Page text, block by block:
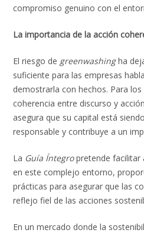
compromiso genuino con el
La importancia de la acción
El riesgo de greenwashingha
suficiente para las empresas
demostrarla con hechos. Para
coherencia entre discurso y
asegura que su capital está
responsable y contribuye a un
La Guía Íntegropretende facilitar
en este complejo entorno,
prácticas para asegurar que las
reflejo fiel de las acciones
En un mercado donde la